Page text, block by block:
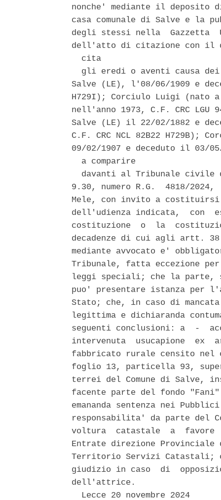
nonche' mediante il
casa comunale di Salve e la
degli stessi nella  Gazzetta
dell'atto di citazione con il
  cita
gli eredi o aventi causa
Salve (LE), l'08/06/1909 e
H729I); Corciulo Luigi (nato
nell'anno 1973, C.F. CRC
Salve (LE) il 22/02/1882 e
C.F. CRC NCL 82B22
09/02/1907 e deceduto il 03/
  a comparire
davanti al Tribunale civile
9.30, numero R.G.  4818/
Mele, con invito a
dell'udienza indicata,  con
costituzione  o  la
decadenze di cui agli artt.
mediante avvocato e'
Tribunale, fatta eccezione
leggi speciali; che la parte,
puo' presentare istanza per
Stato; che, in caso di
legittima e dichiaranda
seguenti conclusioni: a  -
intervenuta  usucapione
fabbricato rurale censito nel
foglio 13, particella 93,
terrei del Comune di Salve,
facente parte del fondo
emananda sentenza nei
responsabilita' da parte del
voltura  catastale  a
Entrate direzione
Territorio Servizi Catastali;
giudizio in caso  di
dell'attrice.
  Lecce 20 novembre 2024